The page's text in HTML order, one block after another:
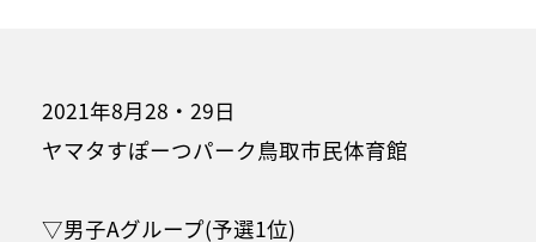
2021年8月28・29日
ヤマタすぽーつパーク鳥取市民体育館
▽男子Aグループ(予選1位)